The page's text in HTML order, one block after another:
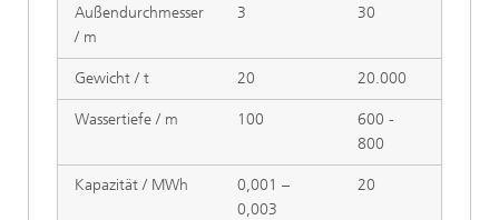
Außendurchmesser
/ m
3 30
Gewicht / t 20 20.000
Wassertiefe / m 100
600 -
800
Kapazität / MWh
0,001 –
0,003
20